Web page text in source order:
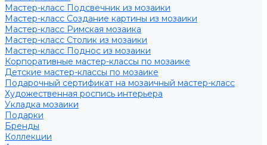
Мастер-класс Подсвечник из мозаики
Мастер-класс Создание картины из мозаики
Мастер-класс Римская мозаика
Мастер-класс Столик из мозаики
Мастер-класс Поднос из мозаики
Корпоративные мастер-классы по мозаике
Детские мастер-классы по мозаике
Подарочный сертификат на мозаичный мастер-класс
Художественная роспись интерьера
Укладка мозаики
Подарки
Бренды
Коллекции